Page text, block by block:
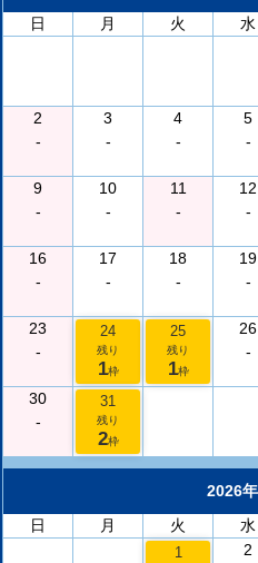
日
月 火 水
2
-
3
-
4
-
5
-
9
-
10
-
11
-
12
-
16
-
17
-
18
-
19
-
23
-
24
残り
1枠
25
残り
1枠
26
-
30
-
31
残り
2枠
2026
日
月 火 水
1
2